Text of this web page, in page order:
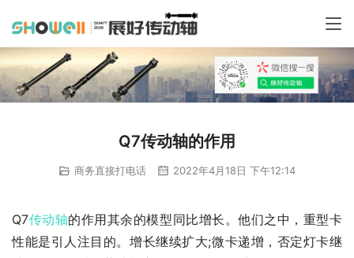
Q7传动轴的作用
商务直接打电话 2022年4月18日 下午12:14
Q7传动轴的作用其余的模型同比增长。他们之中，重型卡
性能是引人注目的。增长继续扩大;微卡递增，否定灯卡继